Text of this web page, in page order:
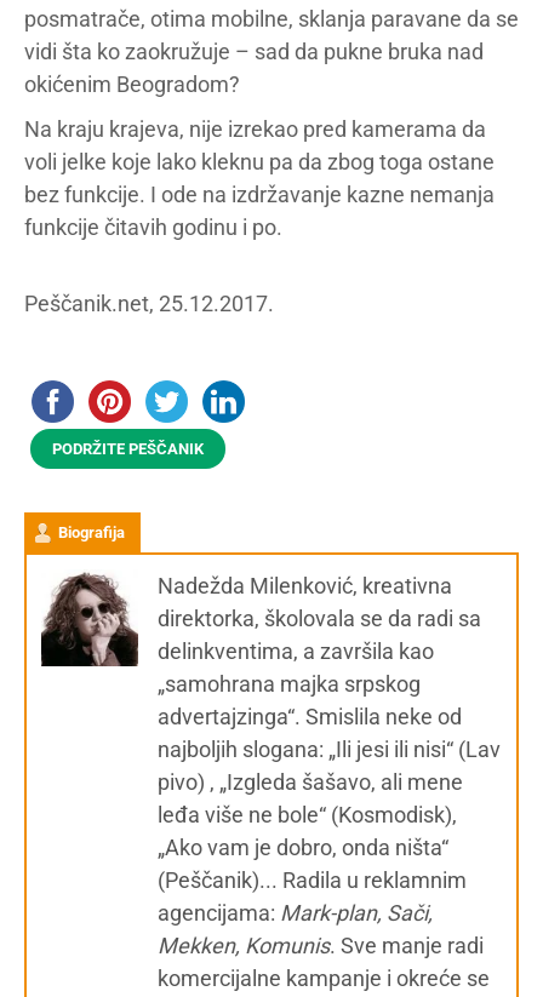
posmatrače, otima mobilne, sklanja paravane da se
vidi šta ko zaokružuje – sad da pukne bruka nad
okićenim Beogradom?
Na kraju krajeva, nije izrekao pred kamerama da
voli jelke koje lako kleknu pa da zbog toga ostane
bez funkcije. I ode na izdržavanje kazne nemanja
funkcije čitavih godinu i po.
Peščanik.net, 25.12.2017.
PODRŽITE PEŠČANIK
Biografija
Nadežda Milenković, kreativna
direktorka, školovala se da radi sa
delinkventima, a završila kao
„samohrana majka srpskog
advertajzinga“. Smislila neke od
najboljih slogana: „Ili jesi ili nisi“ (Lav
pivo) , „Izgleda šašavo, ali mene
leđa više ne bole“ (Kosmodisk),
„Ako vam je dobro, onda ništa“
(Peščanik)... Radila u reklamnim
agencijama: Mark-plan, Sači,
Mekken, Komunis. Sve manje radi
komercijalne kampanje i okreće se